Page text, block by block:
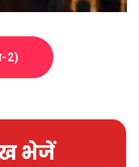
2)
भेजें